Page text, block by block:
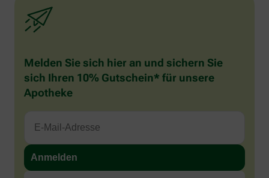
Melden Sie sich hier an und sichern Sie
sich Ihren 10% Gutschein* für unsere
Apotheke